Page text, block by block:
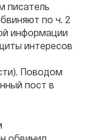
писатель
по ч. 2
информации
интересов
Поводом
пост в